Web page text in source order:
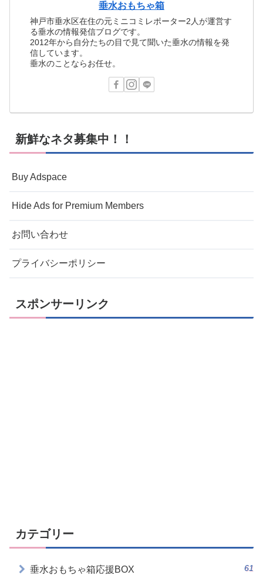
垂水おもちゃ箱
神戸市垂水区在住の元ミニコミレポーター2人が運営す
る垂水の情報発信ブログです。
2012年から自分たちの目で見て聞いた垂水の情報を発
信しています。
垂水のことならお任せ。
新鮮なネタ募集中！！
Buy Adspace
Hide Ads for Premium Members
お問い合わせ
プライバシーポリシー
スポンサーリンク
カテゴリー
垂水おもちゃ箱応援BOX 61